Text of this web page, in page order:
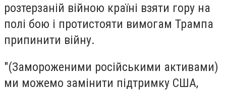
розтерзаній війною країні взяти гору на
полі бою і протистояти вимогам Трампа
припинити війну.
"(Замороженими російськими активами)
ми можемо замінити підтримку США,